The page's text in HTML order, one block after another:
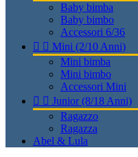
Baby bimba
Baby bimbo
Accessori 6/36
  Mini (2/10 Anni)
Mini bimba
Mini bimbo
Accessori Mini
  Junior (8/18 Anni)
Ragazzo
Ragazza
Abel & Lula